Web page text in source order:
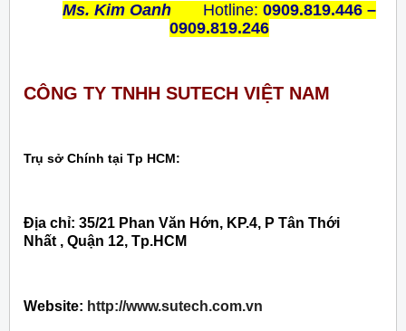
Ms. Kim Oanh Hotline: 0909.819.446 –
0909.819.246
CÔNG TY TNHH SUTECH VIỆT NAM
Trụ sở Chính tại Tp HCM:
Địa chỉ: 35/21 Phan Văn Hớn, KP.4, P Tân Thới
Nhất , Quận 12, Tp.HCM
Website: http://www.sutech.com.vn